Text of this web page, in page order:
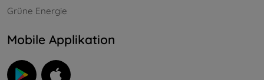
Grüne Energie
Mobile Applikation